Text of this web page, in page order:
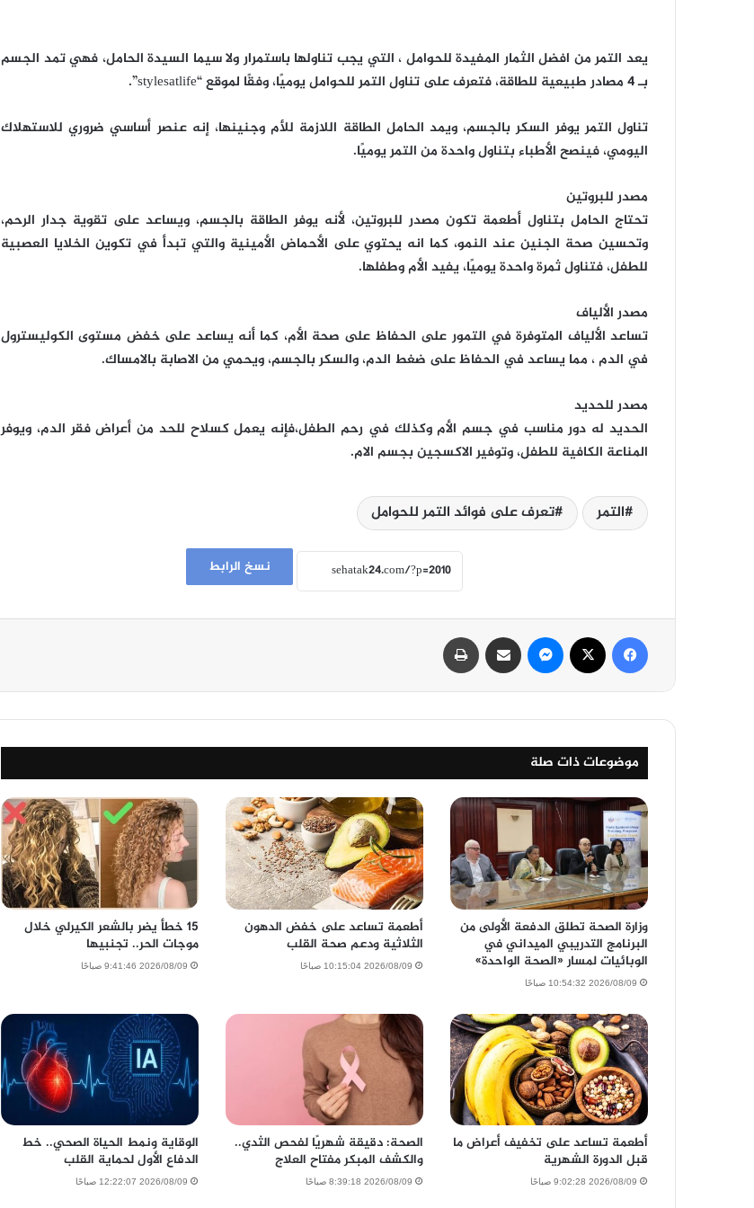
يعد التمر من افضل الثمار المفيدة للحوامل ، التي يجب تناولها باستمرار ولا سيما السيدة الحامل، فهي تمد الجسم
بـ 4 مصادر طبيعية للطاقة، فتعرف على تناول التمر للحوامل يوميًا، وفقًا لموقع “stylesatlife”.
تناول التمر يوفر السكر بالجسم، ويمد الحامل الطاقة اللازمة للأم وجنينها، إنه عنصر أساسي ضروري للاستهلاك
اليومي، فينصح الأطباء بتناول واحدة من التمر يوميًا.
مصدر للبروتين
تحتاج الحامل بتناول أطعمة تكون مصدر للبروتين، لأنه يوفر الطاقة بالجسم، ويساعد على تقوية جدار الرحم،
وتحسين صحة الجنين عند النمو، كما انه يحتوي على الأحماض الأمينية والتي تبدأ في تكوين الخلايا العصبية
للطفل، فتناول ثمرة واحدة يوميًا، يفيد الأم وطفلها.
مصدر الألياف
تساعد الألياف المتوفرة في التمور على الحفاظ على صحة الأم، كما أنه يساعد على خفض مستوى الكوليسترول
في الدم ، مما يساعد في الحفاظ على ضغط الدم، والسكر بالجسم، ويحمي من الاصابة بالامساك.
مصدر للحديد
الحديد له دور مناسب في جسم الأم وكذلك في رحم الطفل،فإنه يعمل كسلاح للحد من أعراض فقر الدم، ويوفر
المناعة الكافية للطفل، وتوفير الاكسجين بجسم الام.
التمر تعرف على فوائد التمر للحوامل
نسخ الرابط
فيسبوك ماسنجر مشاركة عبر البريد
موضوعات ذات صلة
وزارة الصحة تطلق الدفعة الأولى من
البرنامج التدريبي الميداني في
الوبائيات لمسار «الصحة الواحدة»
2026/08/09 10:54:32 صباحًا
أطعمة تساعد على خفض الدهون
الثلاثية ودعم صحة القلب
2026/08/09 10:15:04 صباحًا
15 خطأ يضر بالشعر الكيرلي خلال
موجات الحر.. تجنبيها
2026/08/09 9:41:46 صباحًا
أطعمة تساعد على تخفيف أعراض ما
قبل الدورة الشهرية
2026/08/09 9:02:28 صباحًا
الصحة: دقيقة شهريًا لفحص الثدي..
والكشف المبكر مفتاح العلاج
2026/08/09 8:39:18 صباحًا
الوقاية ونمط الحياة الصحي.. خط
الدفاع الأول لحماية القلب
2026/08/09 12:22:07 صباحًا